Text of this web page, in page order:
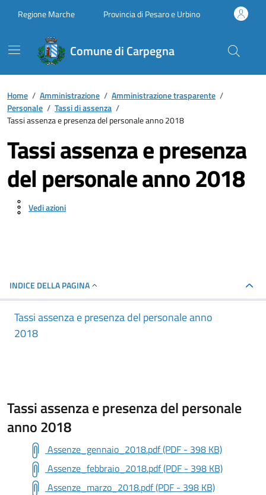
Regione Marche Provincia di Pesaro e Urbino
Comune di Carpegna
Home / Amministrazione / Amministrazione trasparente /
Personale / Tassi di assenza /
Tassi assenza e presenza del personale anno 2018
Tassi assenza e presenza
del personale anno 2018
Vedi azioni
INDICE DELLA PAGINA
Tassi assenza e presenza del personale anno
2018
Tassi assenza e presenza del personale
anno 2018
Assenze_gennaio_2018.pdf (PDF - 398 KB)
Assenze_febbraio_2018.pdf (PDF - 398 KB)
Assenze_marzo_2018.pdf (PDF - 398 KB)